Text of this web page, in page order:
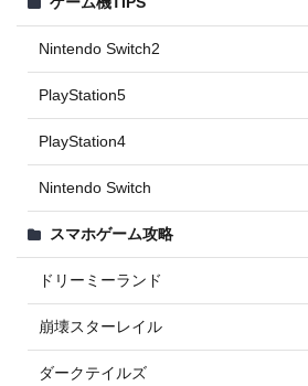
Nintendo Switch2
PlayStation5
PlayStation4
Nintendo Switch
スマホゲーム攻略
ドリーミーランド
崩壊スターレイル
ダークテイルズ